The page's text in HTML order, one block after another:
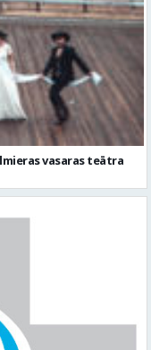
vasaras teātra